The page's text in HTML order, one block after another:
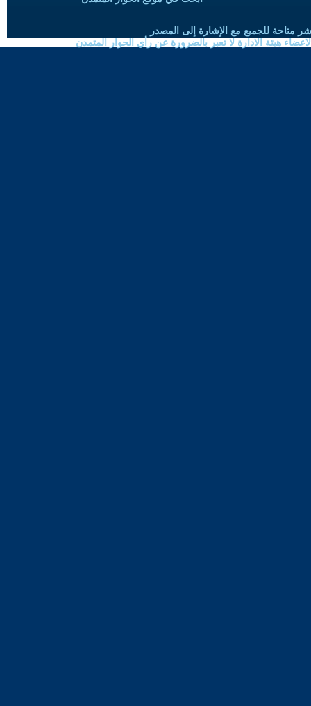
متاحة للجميع مع الإشارة إلى المصدر
هيئة الادارة لا تعبر بالضرورة عن رأي الحوار المتمدن